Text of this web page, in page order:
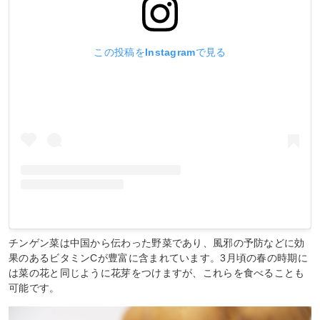
この投稿をInstagramで見る
チンゲン菜は中国から伝わった野菜であり、風邪の予防などに効
果のあるビタミンCが豊富に含まれています。3月頃の春の時期に
は菜の花と同じように花芽をつけますが、これらを食べることも
可能です。